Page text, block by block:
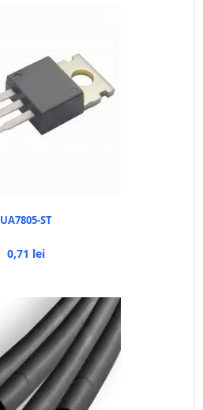
UA7805-ST
0,71 lei